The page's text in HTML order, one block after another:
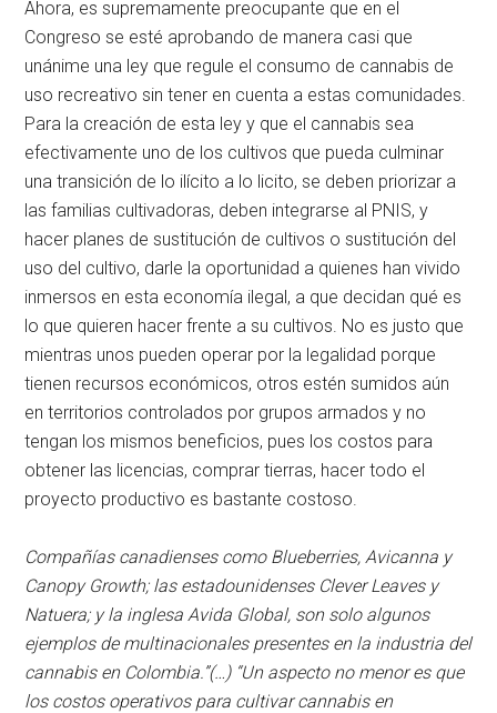
Ahora, es supremamente preocupante que en el
Congreso se esté aprobando de manera casi que
unánime una ley que regule el consumo de cannabis de
uso recreativo sin tener en cuenta a estas comunidades.
Para la creación de esta ley y que el cannabis sea
efectivamente uno de los cultivos que pueda culminar
una transición de lo ilícito a lo licito, se deben priorizar a
las familias cultivadoras, deben integrarse al PNIS, y
hacer planes de sustitución de cultivos o sustitución del
uso del cultivo, darle la oportunidad a quienes han vivido
inmersos en esta economía ilegal, a que decidan qué es
lo que quieren hacer frente a su cultivos. No es justo que
mientras unos pueden operar por la legalidad porque
tienen recursos económicos, otros estén sumidos aún
en territorios controlados por grupos armados y no
tengan los mismos beneficios, pues los costos para
obtener las licencias, comprar tierras, hacer todo el
proyecto productivo es bastante costoso.
Compañías canadienses como Blueberries, Avicanna y
Canopy Growth; las estadounidenses Clever Leaves y
Natuera; y la inglesa Avida Global, son solo algunos
ejemplos de multinacionales presentes en la industria del
cannabis en Colombia.”(…) “Un aspecto no menor es que
los costos operativos para cultivar cannabis en